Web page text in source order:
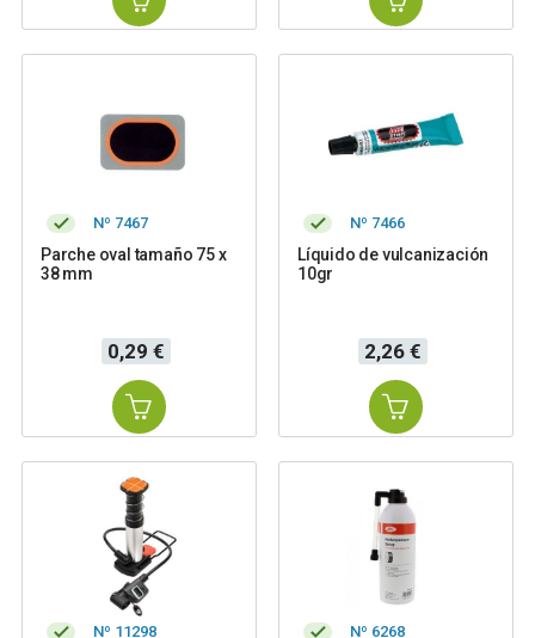
Nº 7467
Parche oval tamaño 75 x
38 mm
Precio
0,29 €
Nº 7466
Líquido de vulcanización
10gr
Precio
2,26 €
Nº 11298 Nº 6268